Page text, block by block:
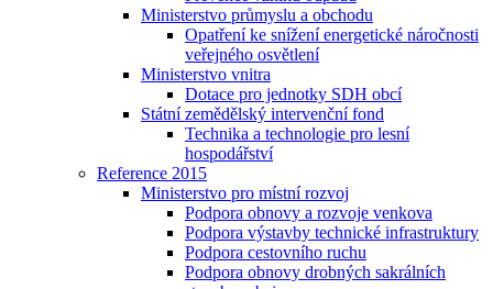
Ministerstvo průmyslu a obchodu
Opatření ke snížení energetické náročnosti
veřejného osvětlení
Ministerstvo vnitra
Dotace pro jednotky SDH obcí
Státní zemědělský intervenční fond
Technika a technologie pro lesní
hospodářství
Reference 2015
Ministerstvo pro místní rozvoj
Podpora obnovy a rozvoje venkova
Podpora výstavby technické infrastruktury
Podpora cestovního ruchu
Podpora obnovy drobných sakrálních